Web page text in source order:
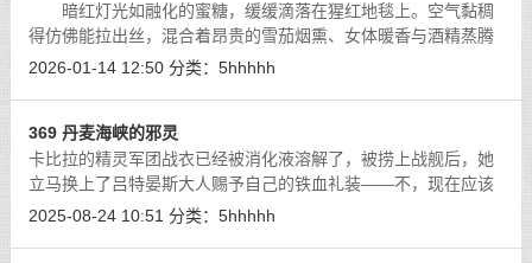
暗红灯光如融化的蜜糖，缓缓滴落在猩红地毯上。空气黏稠
得仿佛能拉出丝，混合着昂贵的雪茄烟熏、女体暖香与酒精蒸腾
的甜腥。贵宾席深处传来压抑的低笑、玻璃杯轻碰的脆响，以及
2026-01-14 12:50 分类： 5hhhhh
369 丹麦海峡的邪灵
卡比拉的精灵军团战衣已经被消化液溶解了，被捞上战舰后，她
立马换上了吕特晏斯大人赐予自己的铁血礼装——不，现在应该
称之为俾斯麦大人了。[详细]
2025-08-24 10:51 分类： 5hhhhh